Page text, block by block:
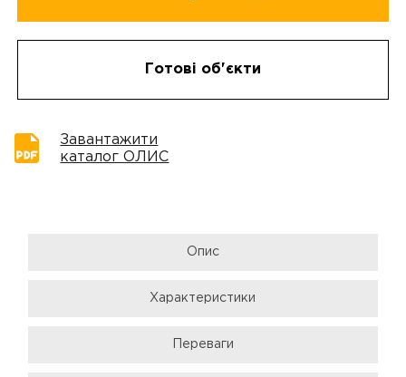
Готові об'єкти
Завантажити
каталог ОЛИС
Опис
Характеристики
Переваги